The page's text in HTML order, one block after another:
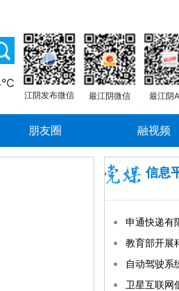
江阴发布微信 最江阴微信 最江阴
朋友圈 融视频
信息
申通快递有
教育部开展
自动驾驶系
卫星互联网